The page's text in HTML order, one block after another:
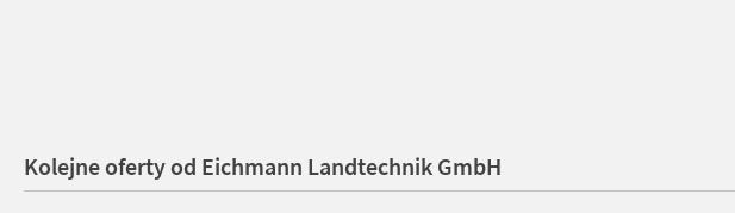
Kolejne oferty od Eichmann Landtechnik GmbH